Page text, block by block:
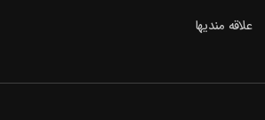
علاقه مندیها